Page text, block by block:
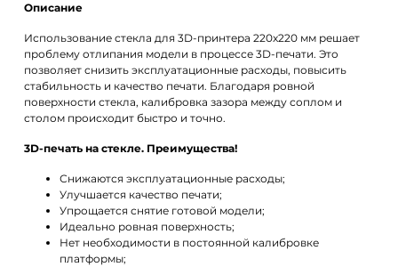
Описание
Использование стекла для 3D-принтера 220x220 мм решает
проблему отлипания модели в процессе 3D-печати. Это
позволяет снизить эксплуатационные расходы, повысить
стабильность и качество печати. Благодаря ровной
поверхности стекла, калибровка зазора между соплом и
столом происходит быстро и точно.
3D-печать на стекле. Преимущества!
Снижаются эксплуатационные расходы;
Улучшается качество печати;
Упрощается снятие готовой модели;
Идеально ровная поверхность;
Нет необходимости в постоянной калибровке
платформы;